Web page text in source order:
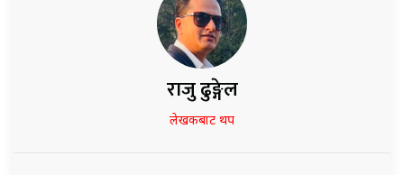
राजु ढुङ्गेल
लेखकबाट थप